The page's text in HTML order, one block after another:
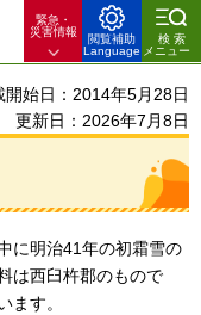
緊急・
災害情報
閲覧補助
Language
検索
メニュー
開始日：2014年5月28日
更新日：2026年7月8日
に明治41年の初霜雪の
は西臼杵郡のもので
ます。